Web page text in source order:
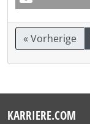
« Vorherige
KARRIERE.COM